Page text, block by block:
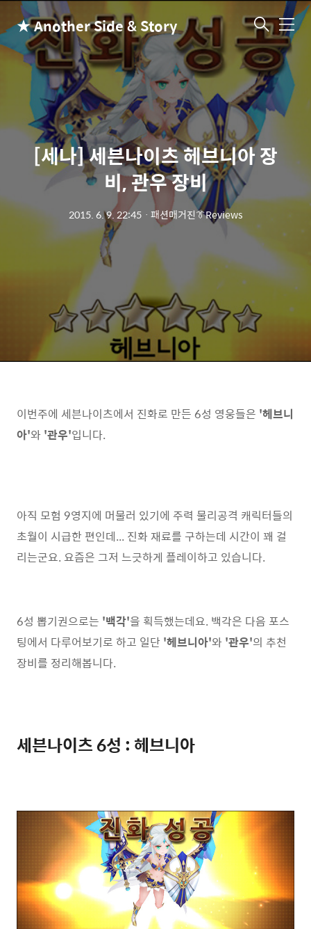
★ Another Side & Story 메
뉴
[세나] 세븐나이츠 헤브니아 장
비, 관우 장비
2015. 6. 9. 22:45ㆍ 패션매거진👔Reviews
이번주에 세븐나이츠에서 진화로 만든 6성 영웅들은 '헤브니
아'와 '관우'입니다.
아직 모험 9영지에 머물러 있기에 주력 물리공격 캐릭터들의
초월이 시급한 편인데... 진화 재료를 구하는데 시간이 꽤 걸
리는군요. 요즘은 그저 느긋하게 플레이하고 있습니다.
6성 뽑기권으로는 '백각'을 획득했는데요. 백각은 다음 포스
팅에서 다루어보기로 하고 일단 '헤브니아'와 '관우'의 추천
장비를 정리해봅니다.
세븐나이츠 6성 : 헤브니아